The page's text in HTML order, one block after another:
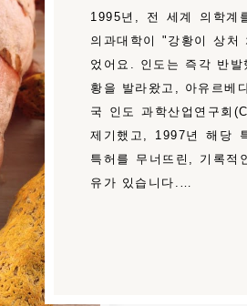
1995년, 전 세계 의학계
의과대학이 "강황이 상처
었어요. 인도는 즉각 반
황을 발라왔고, 아유르베
국 인도 과학산업연구회
제기했고, 1997년 해당
특허를 무너뜨린, 기록적
유가 있습니다.…